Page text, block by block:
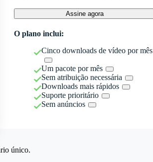
Assine agora
O plano inclui:
Cinco downloads de vídeo por mês
Um pacote por mês
Sem atribuição necessária
Downloads mais rápidos
Suporte prioritário
Sem anúncios
único.